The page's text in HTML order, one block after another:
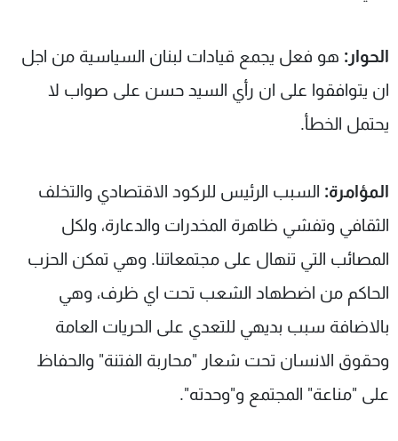
الحوار: هو فعل يجمع قيادات لبنان السياسية من اجل
ان يتوافقوا على ان رأي السيد حسن على صواب لا
يحتمل الخطأ.
المؤامرة: السبب الرئيس للركود الاقتصادي والتخلف
الثقافي وتفشي ظاهرة المخدرات والدعارة، ولكل
المصائب التي تنهال على مجتمعاتنا. وهي تمكن الحزب
الحاكم من اضطهاد الشعب تحت اي ظرف، وهي
بالاضافة سبب بديهي للتعدي على الحريات العامة
وحقوق الانسان تحت شعار "محاربة الفتنة" والحفاظ
على "مناعة" المجتمع و"وحدته".